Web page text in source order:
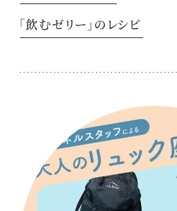
「飲むゼリー」のレシピ